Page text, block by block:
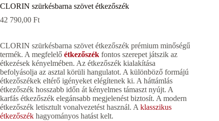
CLORIN szürkésbarna szövet étkezőszék
42 790,00 Ft
CLORIN szürkésbarna szövet étkezőszék prémium minőségű
termék. A megfelelő étkezőszék fontos szerepet játszik az
étkezések kényelmében. Az étkezőszék kialakítása
befolyásolja az asztal körüli hangulatot. A különböző formájú
étkezőszékek eltérő igényeket elégítenek ki. A háttámlás
étkezőszék hosszabb időn át kényelmes támaszt nyújt. A
karfás étkezőszék elegánsabb megjelenést biztosít. A modern
étkezőszék letisztult vonalvezetést használ. A klasszikus
étkezőszék hagyományos hatást kelt.